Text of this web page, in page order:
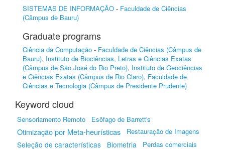
SISTEMAS DE INFORMAÇÃO - Faculdade de Ciências
(Câmpus de Bauru)
Graduate programs
Ciência da Computação - Faculdade de Ciências (Câmpus de
Bauru), Instituto de Biociências, Letras e Ciências Exatas
(Câmpus de São José do Rio Preto), Instituto de Geociências
e Ciências Exatas (Câmpus de Rio Claro), Faculdade de
Ciências e Tecnologia (Câmpus de Presidente Prudente)
Keyword cloud
Sensoriamento Remoto Esôfago de Barrett's
Otimização por Meta-heurísticas Restauração de Imagens
Seleção de características Biometria Perdas comerciais